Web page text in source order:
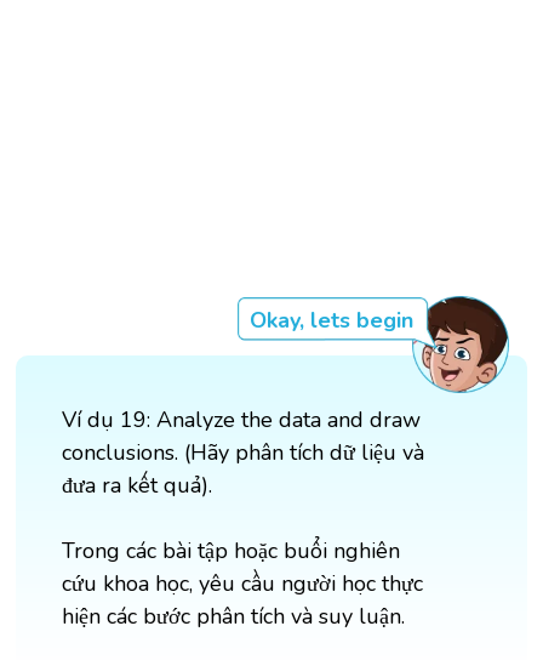
Okay, lets begin
Ví dụ 19: Analyze the data and draw
conclusions. (Hãy phân tích dữ liệu và
đưa ra kết quả).
Trong các bài tập hoặc buổi nghiên
cứu khoa học, yêu cầu người học thực
hiện các bước phân tích và suy luận.